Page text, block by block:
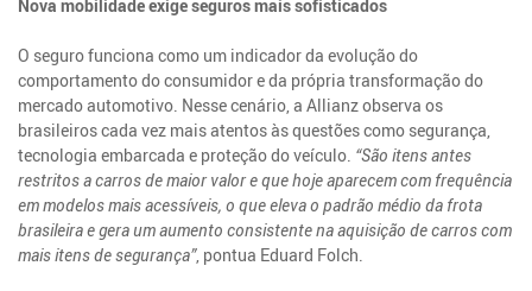
Nova mobilidade exige seguros mais sofisticados
O seguro funciona como um indicador da evolução do
comportamento do consumidor e da própria transformação do
mercado automotivo. Nesse cenário, a Allianz observa os
brasileiros cada vez mais atentos às questões como segurança,
tecnologia embarcada e proteção do veículo. “São itens antes
restritos a carros de maior valor e que hoje aparecem com frequência
em modelos mais acessíveis, o que eleva o padrão médio da frota
brasileira e gera um aumento consistente na aquisição de carros com
mais itens de segurança”, pontua Eduard Folch.